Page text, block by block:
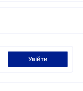
увійти